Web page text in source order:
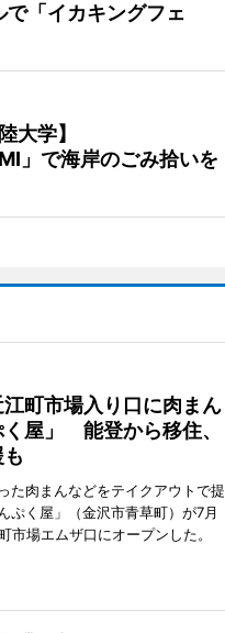
「イカキングフェ
大学】
」で海岸のごみ拾いを
町市場入り口に肉まん
く屋」 能登から移住、
た肉まんなどをテイクアウトで提
ぷく屋」（金沢市青草町）が7月
市場エムザ口にオープンした。